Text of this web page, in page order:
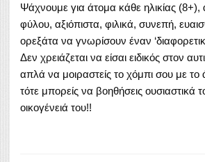
Ψάχνουμε για άτομα κάθε ηλικίας (8+),
φύλου, αξιόπιστα, φιλικά, συνεπή,
ορεξάτα να γνωρίσουν έναν
Δεν χρειάζεται να είσαι ειδικός στον
απλά να μοιραστείς το χόμπι σου με το
τότε μπορείς να βοηθήσεις ουσιαστικά
οικογένειά του!!